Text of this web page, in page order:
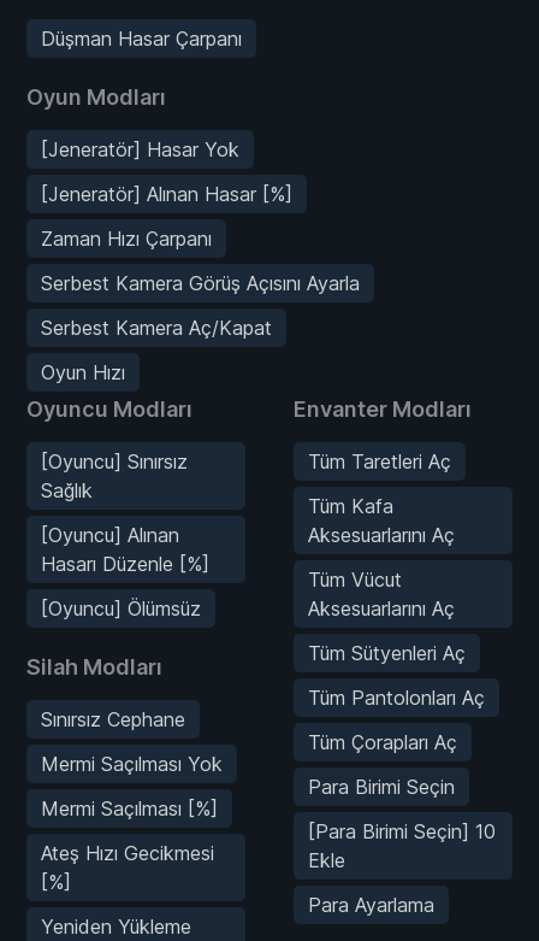
Düşman Hasar Çarpanı
Oyun Modları
[Jeneratör] Hasar Yok
[Jeneratör] Alınan Hasar [%]
Zaman Hızı Çarpanı
Serbest Kamera Görüş Açısını Ayarla
Serbest Kamera Aç/Kapat
Oyun Hızı
Oyuncu Modları
[Oyuncu] Sınırsız
Sağlık
[Oyuncu] Alınan
Hasarı Düzenle [%]
[Oyuncu] Ölümsüz
Silah Modları
Sınırsız Cephane
Mermi Saçılması Yok
Mermi Saçılması [%]
Ateş Hızı Gecikmesi
[%]
Yeniden Yükleme
Envanter Modları
Tüm Taretleri Aç
Tüm Kafa
Aksesuarlarını Aç
Tüm Vücut
Aksesuarlarını Aç
Tüm Sütyenleri Aç
Tüm Pantolonları Aç
Tüm Çorapları Aç
Para Birimi Seçin
[Para Birimi Seçin] 10
Ekle
Para Ayarlama